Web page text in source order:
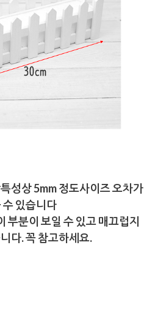
성상 5mm 정도사이즈 오차가
수 있습니다
부분이 보일 수 있고 매끄럽지
다. 꼭 참고하세요.